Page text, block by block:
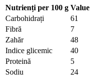
Nutrienți per 100 g Value
Carbohidrați
61
Fibră
7
Zahăr
48
Indice glicemic
40
Proteină
5
Sodiu
24